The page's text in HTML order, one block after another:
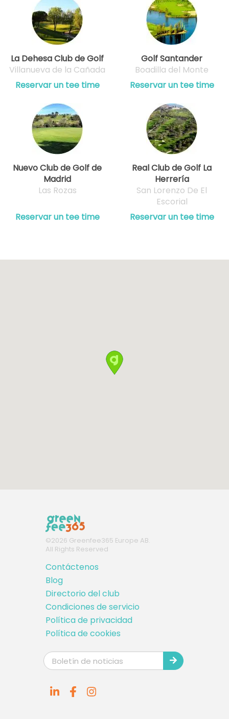
La Dehesa Club de Golf
Villanueva de la Cañada
Reservar un tee time
Golf Santander
Boadilla del Monte
Reservar un tee time
Nuevo Club de Golf de
Madrid
Las Rozas
Reservar un tee time
Real Club de Golf La
Herrería
San Lorenzo De El
Escorial
Reservar un tee time
©2026 Greenfee365 Europe AB.
All Rights Reserved
Contáctenos
Blog
Directorio del club
Condiciones de servicio
Política de privacidad
Política de cookies